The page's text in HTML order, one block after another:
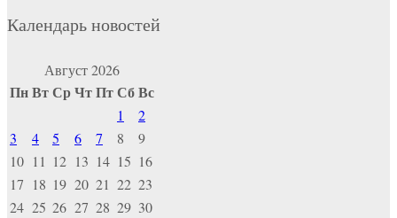
Календарь новостей
Август 2026
ПнВтСрЧтПтСбВс
1
2
3
4 5 6 7 8
9
10 11 12 13 14 15 16
17 18 19 20 21 22 23
24 25 26 27 28 29 30